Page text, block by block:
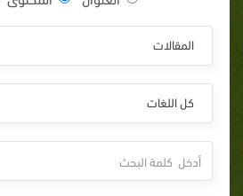
المقالات
كل اللغات